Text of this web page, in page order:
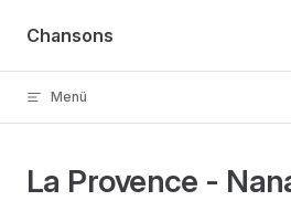
Skip to content
Chansons
Menü
La Provence -